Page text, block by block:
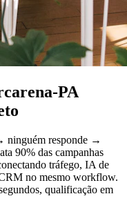
PA
ninguém responde →
90% das campanhas
tráfego, IA de
no mesmo workflow.
qualificação em